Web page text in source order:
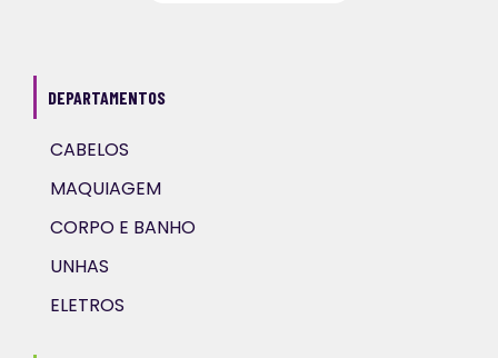
DEPARTAMENTOS
CABELOS
MAQUIAGEM
CORPO E BANHO
UNHAS
ELETROS